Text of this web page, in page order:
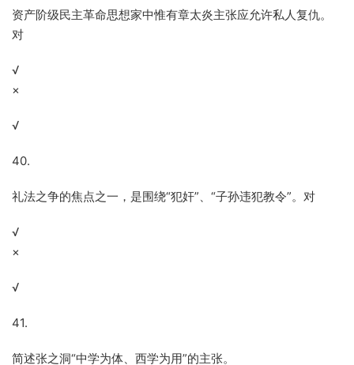
资产阶级民主革命思想家中惟有章太炎主张应允许私人复仇。
对
√
×
√
40.
礼法之争的焦点之一，是围绕“犯奸”、“子孙违犯教令”。对
√
×
√
41.
简述张之洞“中学为体、西学为用”的主张。